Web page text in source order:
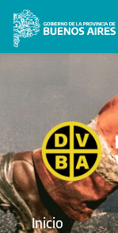
Inicio